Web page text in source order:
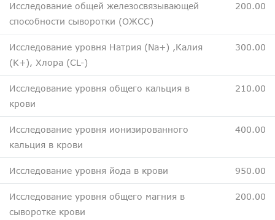
Исследование общей железосвязывающей
способности сыворотки (ОЖСС)
200.00
Исследование уровня Натрия (Na+) ,Калия
(K+), Хлора (СL-)
300.00
Исследование уровня общего кальция в
крови
210.00
Исследование уровня ионизированного
кальция в крови
400.00
Исследование уровня йода в крови 950.00
Исследование уровня общего магния в
сыворотке крови
200.00